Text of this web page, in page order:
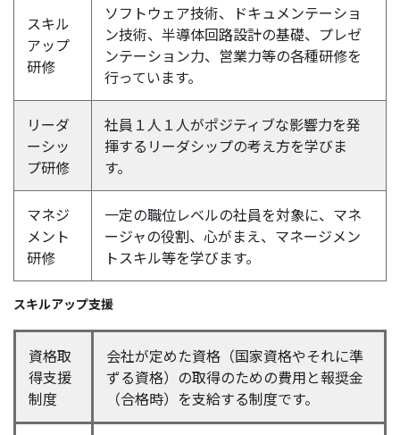
スキル
アップ
研修
ソフトウェア技術、ドキュメンテーショ
ン技術、半導体回路設計の基礎、プレゼ
ンテーション力、営業力等の各種研修を
行っています。
リーダ
ーシッ
プ研修
社員１人１人がポジティブな影響力を発
揮するリーダシップの考え方を学びま
す。
マネジ
メント
研修
一定の職位レベルの社員を対象に、マネ
ージャの役割、心がまえ、マネージメン
トスキル等を学びます。
スキルアップ支援
資格取
得支援
制度
会社が定めた資格（国家資格やそれに準
ずる資格）の取得のための費用と報奨金
（合格時）を支給する制度です。